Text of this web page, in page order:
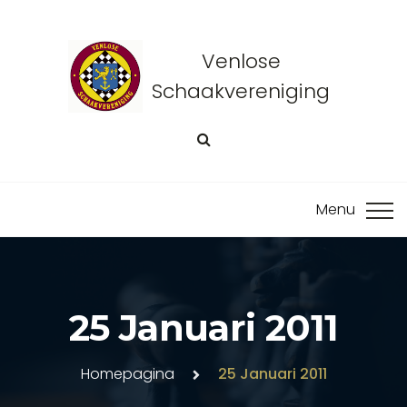
Venlose
Schaakvereniging
25 Januari 2011
Homepagina 25 Januari 2011